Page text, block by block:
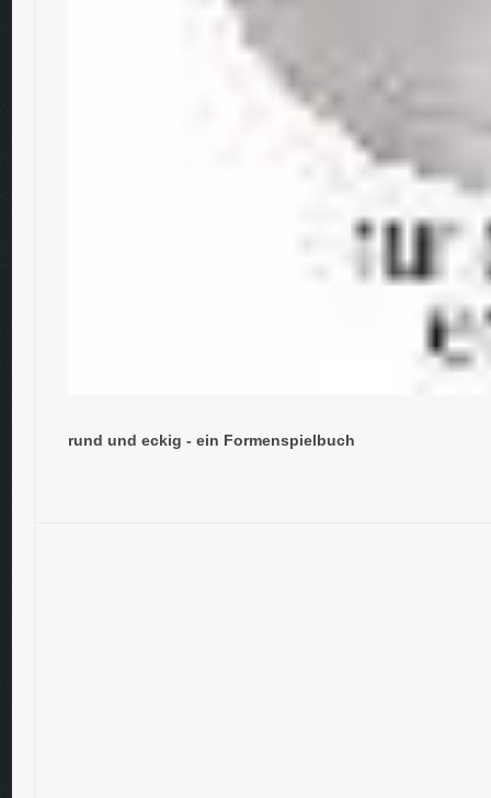
rund und eckig - ein Formenspielbuch